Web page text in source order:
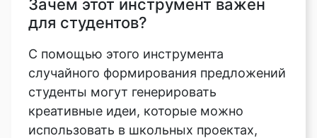
Зачем этот инструмент важен
для студентов?
С помощью этого инструмента
случайного формирования предложений
студенты могут генерировать
креативные идеи, которые можно
использовать в школьных проектах,